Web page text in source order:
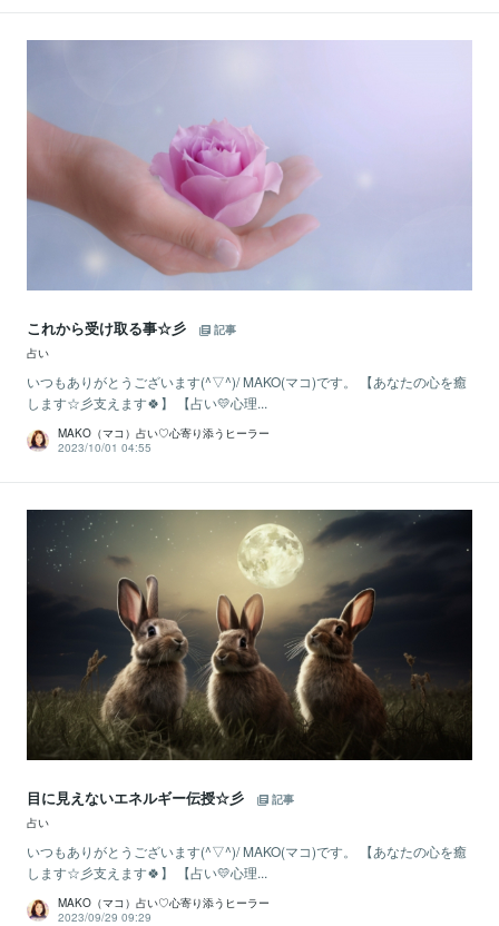
これから受け取る事☆彡
記事
占い
いつもありがとうございます(^▽^)/ MAKO(マコ)です。 【あなたの心を癒
します☆彡支えます🍀】 【占い💛心理...
MAKO（マコ）占い♡心寄り添うヒーラー
2023/10/01 04:55
目に見えないエネルギー伝授☆彡
記事
占い
いつもありがとうございます(^▽^)/ MAKO(マコ)です。 【あなたの心を癒
します☆彡支えます🍀】 【占い💛心理...
MAKO（マコ）占い♡心寄り添うヒーラー
2023/09/29 09:29